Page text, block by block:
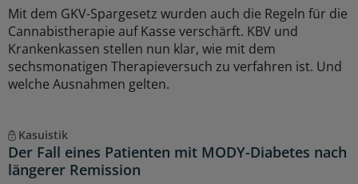
Mit dem GKV-Spargesetz wurden auch die Regeln für die
Cannabistherapie auf Kasse verschärft. KBV und
Krankenkassen stellen nun klar, wie mit dem
sechsmonatigen Therapieversuch zu verfahren ist. Und
welche Ausnahmen gelten.
Kasuistik
Der Fall eines Patienten mit MODY-Diabetes nach
längerer Remission